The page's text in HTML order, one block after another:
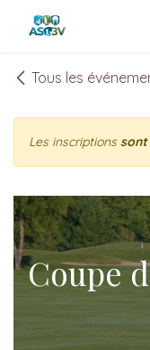
Tous les
Les inscriptionssont
Coupe